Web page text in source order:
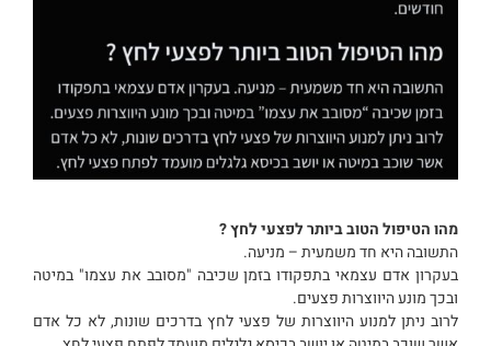
מהו הטיפול הטוב ביותר לפצעי לחץ ?
התשובה היא חד משמעית – מניעה.
בעקרון אדם עצמאי בתפקודו בזמן שכיבה "מסובב את עצמו" במיטה
ובכך מונע היווצרות פצעים.
לרוב ניתן למנוע היווצרות של פצעי לחץ בדרכים שונות, לא כל אדם